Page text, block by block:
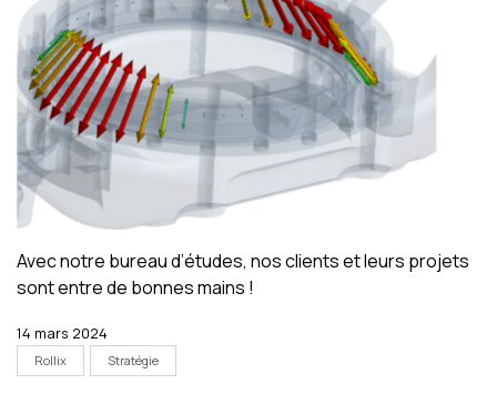
Avec notre bureau d’études, nos clients et leurs projets
sont entre de bonnes mains !
14 mars 2024
Rollix Stratégie